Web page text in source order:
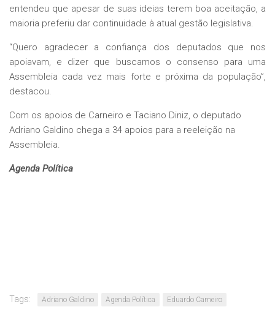
entendeu que apesar de suas ideias terem boa aceitação, a
maioria preferiu dar continuidade à atual gestão legislativa.
“Quero agradecer a confiança dos deputados que nos
apoiavam, e dizer que buscamos o consenso para uma
Assembleia cada vez mais forte e próxima da população”,
destacou.
Com os apoios de Carneiro e Taciano Diniz, o deputado
Adriano Galdino chega a 34 apoios para a reeleição na
Assembleia.
Agenda Política
Tags: Adriano Galdino Agenda Política Eduardo Carneiro